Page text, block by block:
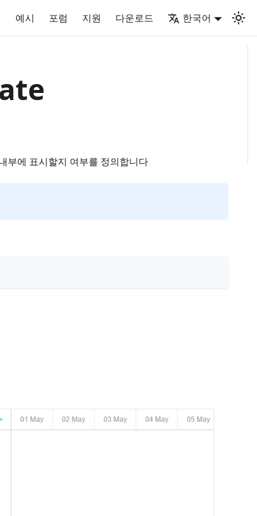
예시 포럼 지원 다운로드 한국어
부에 표시할지 여부를 정의합니다